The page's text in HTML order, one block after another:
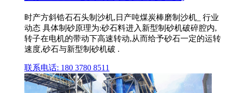
时产方斜锆石石头制沙机,日产吨煤炭棒磨制沙机_ 行业
动态 具体制砂原理为:砂石料进入新型制砂机破碎腔内,
转子在电机的带动下高速转动,从而给予砂石一定的运转
速度,砂石与新型制砂机破 .
联系电话: 180 3780 8511